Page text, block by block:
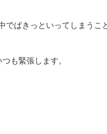
でぱきっといってしまうこ
も緊張します。